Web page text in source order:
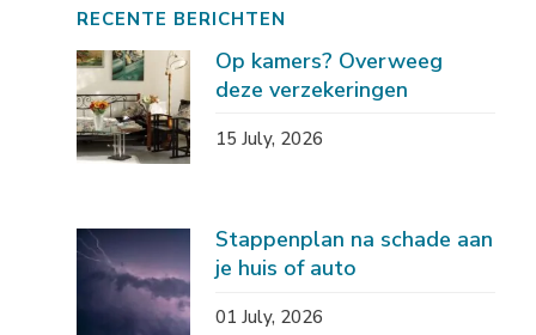
RECENTE BERICHTEN
Op kamers? Overweeg
deze verzekeringen
15 July, 2026
Stappenplan na schade aan
je huis of auto
01 July, 2026